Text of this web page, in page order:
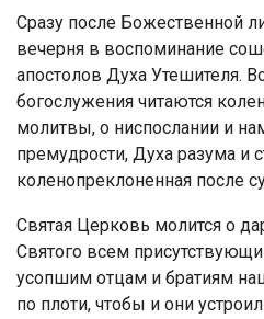
Сразу после Божественной
вечерня в воспоминание
апостолов Духа Утешителя.
богослужения читаются
молитвы, о ниспослании и
премудрости, Духа разума и
коленопреклоненная после
Святая Церковь молится о
Святого всем
усопшим отцам и братиям
по плоти, чтобы и они